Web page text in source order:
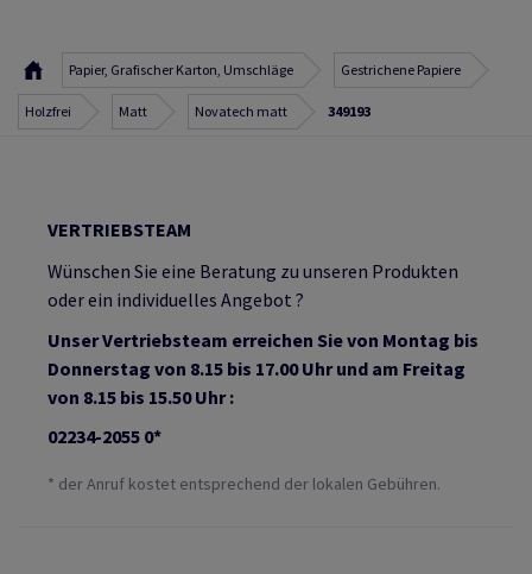
Papier, Grafischer Karton, Umschläge Gestrichene Papiere
Holzfrei Matt Novatech matt 349193
VERTRIEBSTEAM
Wünschen Sie eine Beratung zu unseren Produkten
oder ein individuelles Angebot ?
Unser Vertriebsteam erreichen Sie von Montag bis
Donnerstag von 8.15 bis 17.00 Uhr und am Freitag
von 8.15 bis 15.50 Uhr :
02234-2055 0*
* der Anruf kostet entsprechend der lokalen Gebühren.